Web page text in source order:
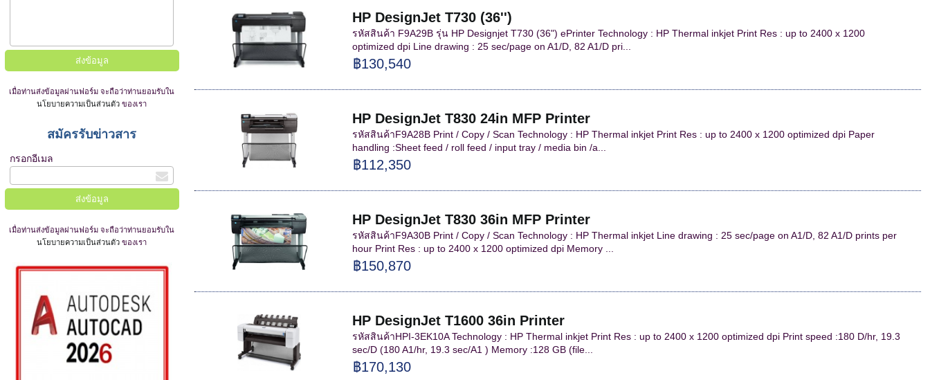
เมื่อท่านส่งข้อมูลผ่านฟอร์ม จะถือว่าท่านยอมรับใน
นโยบายความเป็นส่วนตัวของเรา
สมัครรับข่าวสาร
กรอกอีเมล
เมื่อท่านส่งข้อมูลผ่านฟอร์ม จะถือว่าท่านยอมรับใน
นโยบายความเป็นส่วนตัวของเรา
HP DesignJet T730 (36'')
รหัสสินค้า F9A29B รุ่น HP Designjet T730 (36") ePrinter Technology : HP Thermal inkjet Print Res : up to 2400 x 1200
optimized dpi Line drawing : 25 sec/page on A1/D, 82 A1/D pri...
฿130,540
HP DesignJet T830 24in MFP Printer
รหัสสินค้าF9A28B Print / Copy / Scan Technology : HP Thermal inkjet Print Res : up to 2400 x 1200 optimized dpi Paper
handling :Sheet feed / roll feed / input tray / media bin /a...
฿112,350
HP DesignJet T830 36in MFP Printer
รหัสสินค้าF9A30B Print / Copy / Scan Technology : HP Thermal inkjet Line drawing : 25 sec/page on A1/D, 82 A1/D prints per
hour Print Res : up to 2400 x 1200 optimized dpi Memory ...
฿150,870
HP DesignJet T1600 36in Printer
รหัสสินค้าHPI-3EK10A Technology : HP Thermal inkjet Print Res : up to 2400 x 1200 optimized dpi Print speed :180 D/hr, 19.3
sec/D (180 A1/hr, 19.3 sec/A1 ) Memory :128 GB (file...
฿170,130